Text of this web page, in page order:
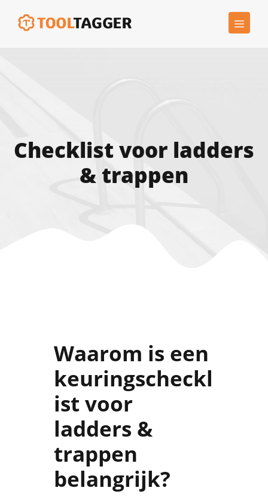
naar
Checklist voor ladders
& trappen
Waarom is een
keuringscheckl
ist voor
ladders &
trappen
belangrijk?